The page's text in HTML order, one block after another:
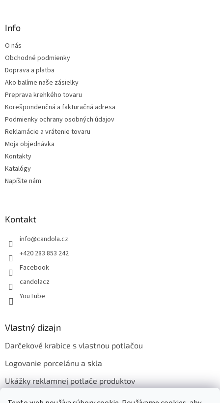
Info
O nás
Obchodné podmienky
Doprava a platba
Ako balíme naše zásielky
Preprava krehkého tovaru
Korešpondenčná a fakturačná adresa
Podmienky ochrany osobných údajov
Reklamácie a vrátenie tovaru
Moja objednávka
Kontakty
Katalógy
Napíšte nám
Kontakt
info@candola.cz
+420 283 853 242
Facebook
candolacz
YouTube
Vlastný dizajn
Darčekové krabice s vlastnou potlačou
Logovanie porcelánu a skla
Ukážky reklamnej potlače produktov